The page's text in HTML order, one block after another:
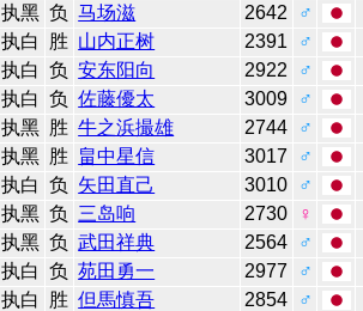
执黑 负 马场滋 2642
♂
执白 胜 山内正树 2391
♂
执白 负 安东阳向 2922
♂
执白 负 佐藤優太 3009
♂
执黑 胜 牛之浜撮雄 2744
♂
执黑 胜 畠中星信 3017
♂
执白 负 矢田直己 3010
♂
执黑 负 三岛响 2730
♀
执黑 负 武田祥典 2564
♂
执白 负 苑田勇一 2977
♂
执白 胜 但馬慎吾 2854
♂